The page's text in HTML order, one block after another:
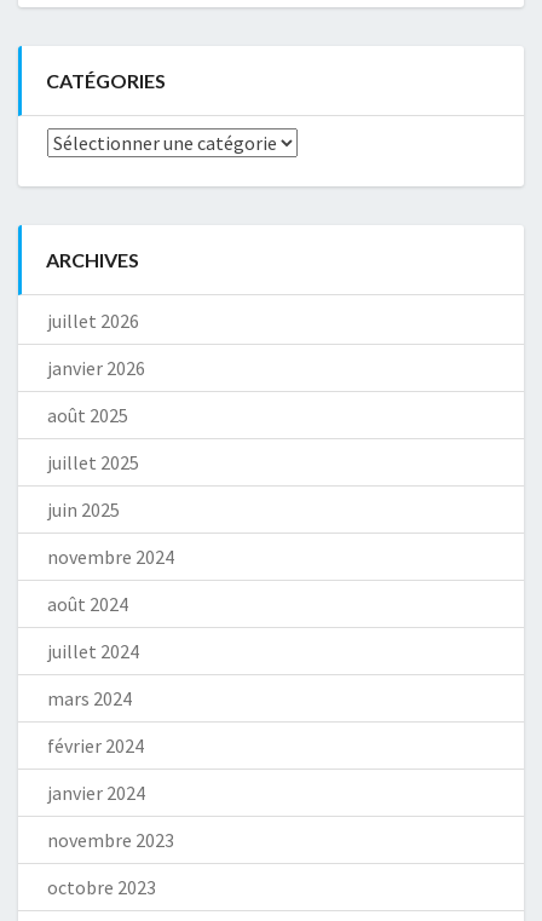
CATÉGORIES
Catégories
ARCHIVES
juillet 2026
janvier 2026
août 2025
juillet 2025
juin 2025
novembre 2024
août 2024
juillet 2024
mars 2024
février 2024
janvier 2024
novembre 2023
octobre 2023